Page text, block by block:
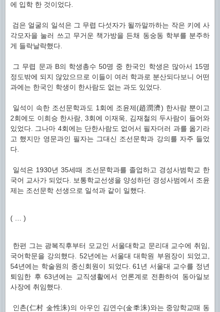
에 입학 한 것이었다.
검은 얼굴의 일석은 그 무렵 다섯자가 될까말까하는 작은 키에 사
각모자을 눌러 쓰고 무거운 책가방을 든채 동숭동 학부를 분주하
게 들락날락했다.
그 무렵 문과 B의 학생총수 50명 중 한국인 학생은 많아서 15명
정도밖에 되지 않았으므로 이들이 여러 학과로 분산되다보니 어떤
과에는 한국인 학생이 한사람도 없는 과도 있었다.
일석이 속한 조선문학과도 1회에 조윤제(趙潤濟) 한사람 뿐이고
2회에도 이희승 한사람, 3회에 이재욱, 김재철의 두사람이 들어와
있었다. 그나마 4회에는 단한사람도 없어서 필자더러 과를 옮기라
고 했지만 영문과인 필자는 그대신 조선문학과 강의를 자주 들었
다.
일석은 1930년 35세때 조선문학과를 졸업하고 경성사범학교 한
국어 교사가 되었다. 보통학교선생을 양성하던 경성사범에서 조윤
제는 조선문학 선생으로 일석과 같이 일했다.
( … )
한편 그는 광복직후부터 모교인 서울대학교 문리대 교수에 취임,
국어학문을 강의했다. 52년에는 서울대 대학원 부원장이 되었고,
54년에는 학술원의 종신회원이 되었다. 61년 서울대 교수를 정년
퇴임한 후 63년에는 교직생활에서 언론계로 전환하여 동아일보
사장에 취임했다.
인촌(仁村 金性洙)의 아우인 김연수(金秊洙)와는 중앙학교때 동